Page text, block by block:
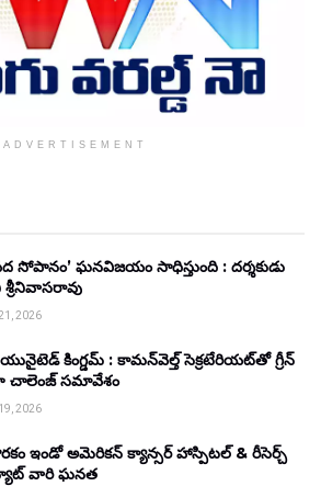
ADVERTISEMENT
సోపానం’ ఘనవిజయం సాధిస్తుంది : దర్శకుడు
2026
కింగ్డమ్ : కామన్‌వెల్త్ సెక్రటేరియట్‌తో గ్రీన్
చాలెంజ్ సమావేశం
2026
ఇండో అమెరికన్ క్యాన్సర్ హాస్పిటల్ & రీసెర్చ్
వారి ఘనత